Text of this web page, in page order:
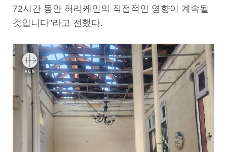
72시간 동안 허리케인의 직접적인 영향이 계속될
것입니다”라고 전했다.